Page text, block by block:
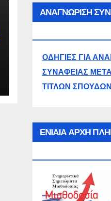
ΑΝΑΓΝΩΡΙΣΗ
ΟΔΗΓΙΕΣ ΓΙΑ
ΣΥΝΑΦΕΙΑΣ
ΤΙΤΛΩΝ ΣΠΟΥΔΩΝ
ΕΝΙΑΙΑ ΑΡΧΗ